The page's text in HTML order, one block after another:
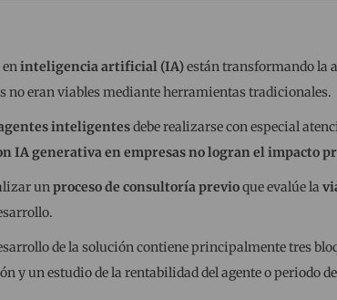
inteligencia artificial (IA)están transformando la
no eran viables mediante herramientas tradicionales.
inteligentesdebe realizarse con especial
IA generativa en empresas no logran el impacto
unproceso de consultoría previoque evalúe la
de la solución contiene principalmente tres
y un estudio de la rentabilidad del agente o periodo